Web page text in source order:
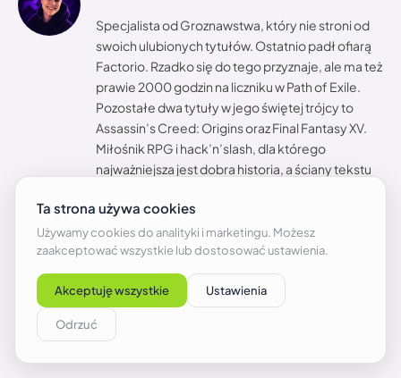
Specjalista od Groznawstwa, który nie stroni od
swoich ulubionych tytułów. Ostatnio padł ofiarą
Factorio. Rzadko się do tego przyznaje, ale ma też
prawie 2000 godzin na liczniku w Path of Exile.
Pozostałe dwa tytuły w jego świętej trójcy to
Assassin’s Creed: Origins oraz Final Fantasy XV.
Miłośnik RPG i hack’n’slash, dla którego
najważniejsza jest dobra historia, a ściany tekstu
niepokojąco duże ilości kawy i często wraca do
swoich ulubionych seriali (o Hannibalu
prawdopodobnie gadałby nawet w trumnie).
PODOBNE ARTYKUŁY